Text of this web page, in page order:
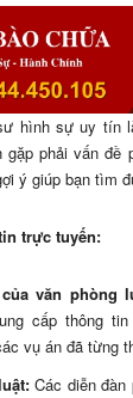
hình sự uy tín
gặp phải vấn đề
ý giúp bạn tìm
trực tuyến:
văn phòng
cấp thông
vụ án đã từng
Các diễn đàn